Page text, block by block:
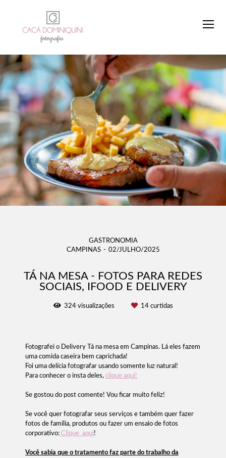
GASTRONOMIA
CAMPINAS
02/JULHO/2025
TÁ NA MESA - FOTOS PARA REDES
SOCIAIS, IFOOD E DELIVERY
324visualizações 14curtidas
Fotografei o Delivery Tá na mesa em Campinas. Lá eles fazem
uma comida caseira bem caprichada!
Foi uma delícia fotografar usando somente luz natural!
Para conhecer o insta deles, clique aqui!
Se gostou do post comente! Vou ficar muito feliz!
Se você quer fotografar seus serviços e também quer fazer
fotos de família, produtos ou fazer um ensaio de fotos
corporativo: Clique aqui!
Você sabia que o tratamento faz parte do trabalho da